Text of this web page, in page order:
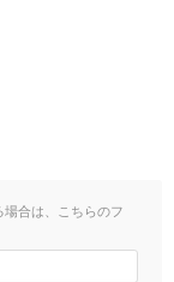
合は、こちらのフ